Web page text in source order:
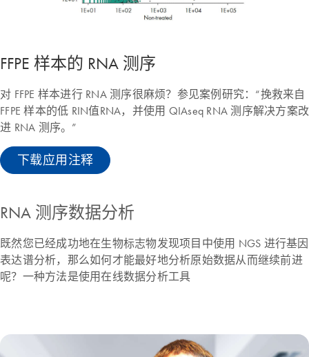
FFPE 样本的 RNA 测序
对 FFPE 样本进行 RNA 测序很麻烦？参见案例研究：“挽救来自
FFPE 样本的低 RIN值RNA，并使用 QIAseq RNA 测序解决方案改
进 RNA 测序。”
下载应用注释
RNA 测序数据分析
既然您已经成功地在生物标志物发现项目中使用 NGS 进行基因
表达谱分析，那么如何才能最好地分析原始数据从而继续前进
呢？一种方法是使用在线数据分析工具